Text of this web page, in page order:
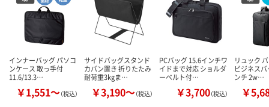
インナーバッグ パソコ
ンケース 取っ手付
11.6/13.3…
￥1,551～（税込）
サイドバッグスタンド
カバン置き 折りたたみ
耐荷重3kgま…
￥3,190～（税込）
PCバッグ 15.6インチワ
イドまで対応 ショルダ
ーベルト付…
￥3,700（税込）
リュック
ビジネス
ンチ 2w…
￥